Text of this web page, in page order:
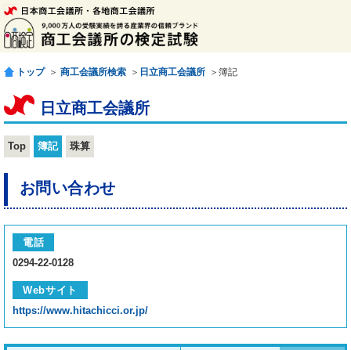
トップ ＞ 商工会議所検索 ＞ 日立商工会議所 ＞簿記
日立商工会議所
Top 簿記 珠算
お問い合わせ
電話
0294-22-0128
Webサイト
https://www.hitachicci.or.jp/